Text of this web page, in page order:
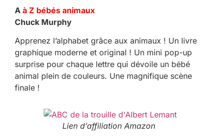
A à Z bébés animaux
Chuck Murphy
Apprenez l’alphabet grâce aux animaux ! Un livre
graphique moderne et original ! Un mini pop-up
surprise pour chaque lettre qui dévoile un bébé
animal plein de couleurs. Une magnifique scène
finale !
Lien d’affiliation Amazon